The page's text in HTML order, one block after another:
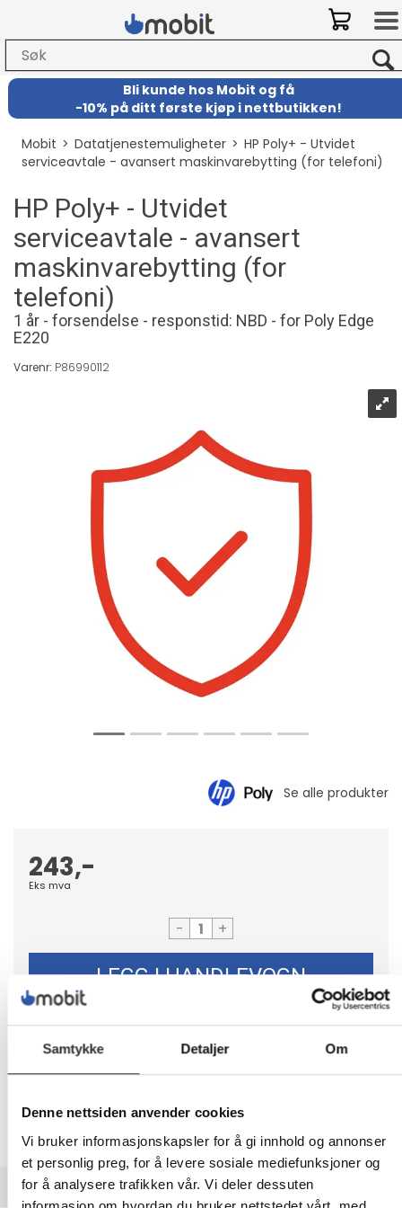
Samtykke Detaljer Om
Denne nettsiden anvender cookies
Vi bruker informasjonskapsler for å gi innhold og annonser
et personlig preg, for å levere sosiale mediefunksjoner og
for å analysere trafikken vår. Vi deler dessuten
Bli kunde hos Mobit og få
-10% på ditt første kjøp i nettbutikken!
Mobit>Datatjenestemuligheter>HP Poly+ - Utvidet
serviceavtale - avansert maskinvarebytting (for telefoni)
HP Poly+ - Utvidet
serviceavtale - avansert
maskinvarebytting (for
telefoni)
1 år - forsendelse - responstid: NBD - for Poly Edge
E220
Varenr: P86990112
243,-
Eks mva
- +
LEGG I HANDLEVOGN
Nettlager:
BESKRIVELSE